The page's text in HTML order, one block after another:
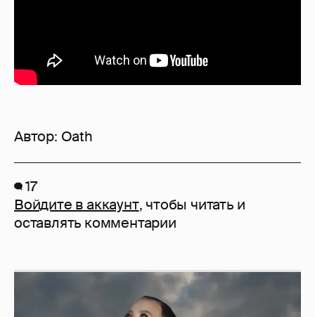
Автор: Oath
17
Войдите в аккаунт, чтобы читать и
оставлять комментарии